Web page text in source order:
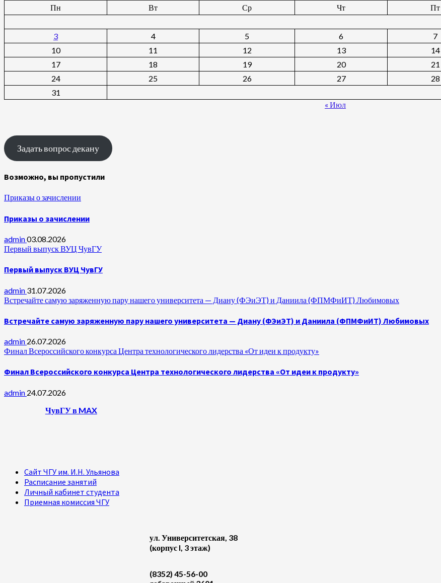
Пн
Вт Ср Чт Пт
3
4 5 6 7
10
11 12 13 14
17
18 19 20 21
24
25 26 27 28
31
« Июл
Задать вопрос декану
Возможно, вы пропустили
Приказы о зачислении
Приказы о зачислении
admin03.08.2026
Первый выпуск ВУЦ ЧувГУ
Первый выпуск ВУЦ ЧувГУ
admin 31.07.2026
Встречайте самую заряженную пару нашего университета — Диану (ФЭиЭТ) и Даниила (ФПМФиИТ) Любимовых
Встречайте самую заряженную пару нашего университета — Диану (ФЭиЭТ) и Даниила (ФПМФиИТ) Любимовых
admin 26.07.2026
Финал Всероссийского конкурса Центра технологического лидерства «От идеи к продукту»
Финал Всероссийского конкурса Центра технологического лидерства «От идеи к продукту»
admin 24.07.2026
ЧувГУ в MAX
Сайт ЧГУ им. И.Н. Ульянова
Расписание занятий
Личный кабинет студента
Приемная комиссия ЧГУ
ул. Университетская, 38
(корпус I, 3 этаж)
(8352) 45-56-00